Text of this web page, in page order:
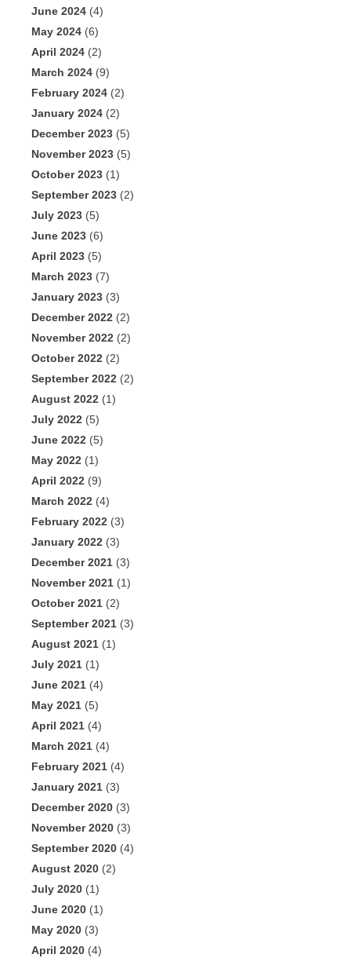
June 2024 (4)
May 2024 (6)
April 2024 (2)
March 2024 (9)
February 2024 (2)
January 2024 (2)
December 2023 (5)
November 2023 (5)
October 2023 (1)
September 2023 (2)
July 2023 (5)
June 2023 (6)
April 2023 (5)
March 2023 (7)
January 2023 (3)
December 2022 (2)
November 2022 (2)
October 2022 (2)
September 2022 (2)
August 2022 (1)
July 2022 (5)
June 2022 (5)
May 2022 (1)
April 2022 (9)
March 2022 (4)
February 2022 (3)
January 2022 (3)
December 2021 (3)
November 2021 (1)
October 2021 (2)
September 2021 (3)
August 2021 (1)
July 2021 (1)
June 2021 (4)
May 2021 (5)
April 2021 (4)
March 2021 (4)
February 2021 (4)
January 2021 (3)
December 2020 (3)
November 2020 (3)
September 2020 (4)
August 2020 (2)
July 2020 (1)
June 2020 (1)
May 2020 (3)
April 2020 (4)